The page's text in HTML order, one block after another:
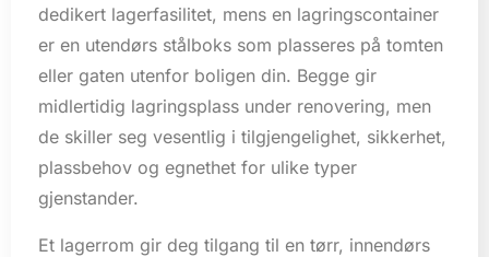
dedikert lagerfasilitet, mens en lagringscontainer
er en utendørs stålboks som plasseres på tomten
eller gaten utenfor boligen din. Begge gir
midlertidig lagringsplass under renovering, men
de skiller seg vesentlig i tilgjengelighet, sikkerhet,
plassbehov og egnethet for ulike typer
gjenstander.
Et lagerrom gir deg tilgang til en tørr, innendørs